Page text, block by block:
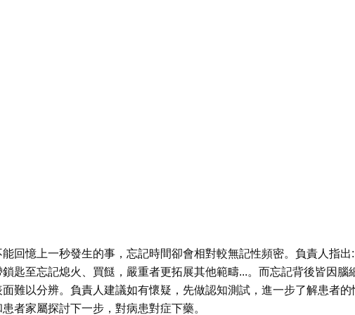
回憶上一秒發生的事，忘記時間卻會相對較無記性頻密。負責人指出
匙至忘記熄火、買餸，嚴重者更拓展其他範疇...。而忘記背後皆因腦
難以分辨。負責人建議如有懷疑，先做認知測試，進一步了解患者的
者家屬探討下一步，對病患對症下藥。